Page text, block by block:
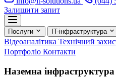
Залишити запит
Послуги IT-інфраструктура
Відеоаналітика Технічний
Портфоліо Контакти
Наземна